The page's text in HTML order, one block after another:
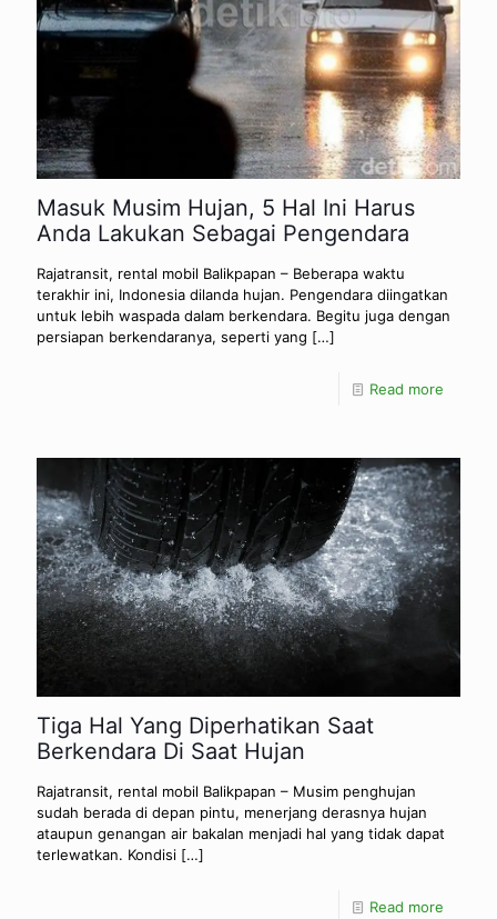
Masuk Musim Hujan, 5 Hal Ini Harus
Anda Lakukan Sebagai Pengendara
Rajatransit, rental mobil Balikpapan – Beberapa waktu
terakhir ini, Indonesia dilanda hujan. Pengendara diingatkan
untuk lebih waspada dalam berkendara. Begitu juga dengan
persiapan berkendaranya, seperti yang […]
Read more
Tiga Hal Yang Diperhatikan Saat
Berkendara Di Saat Hujan
Rajatransit, rental mobil Balikpapan – Musim penghujan
sudah berada di depan pintu, menerjang derasnya hujan
ataupun genangan air bakalan menjadi hal yang tidak dapat
terlewatkan. Kondisi […]
Read more